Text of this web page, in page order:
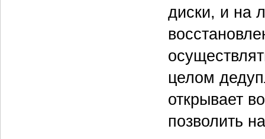
диски, и на
целом
открывает
позволить